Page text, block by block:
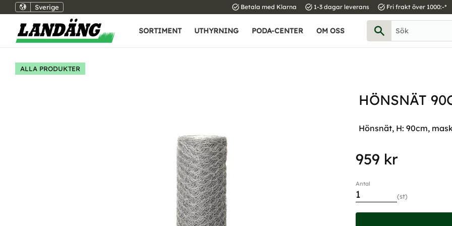
Sverige task_alt Betala med Klarna task_alt 1-3 dagar leverans task_alt Fri frakt över 1000:-*
SORTIMENT UTHYRNING PODA-CENTER OM OSS
ALLA PRODUKTER
HÖNSNÄT
Hönsnät, H: 90cm,
959 kr
Antal
st